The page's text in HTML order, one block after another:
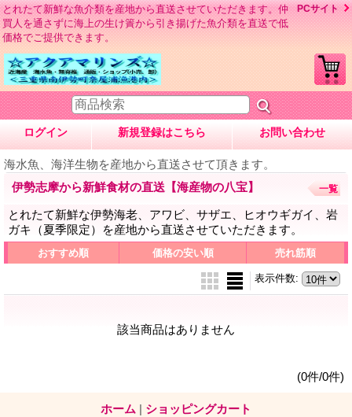
とれたて新鮮な魚介類を産地から直送させていただきます。仲
買人を通さずに海上の生け簀から引き揚げた魚介類を直送で低
価格でご提供できます。
PCサイト
ログイン 新規登録はこちら お問い合わせ
海水魚、海洋生物を産地から直送させて頂きます。
伊勢志摩から新鮮食材の直送【海産物の八宝】
とれたて新鮮な伊勢海老、アワビ、サザエ、ヒオウギガイ、岩
ガキ（夏季限定）を産地から直送させていただきます。
一覧
おすすめ順 価格の安い順 売れ筋順
表示件数:
該当商品はありません
(0件/0件)
ホーム | ショッピングカート